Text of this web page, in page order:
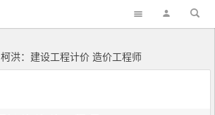
柯洪：建设工程计价 造价工程师